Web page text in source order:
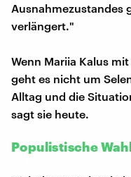
Ausnahmezustandes
verlängert."
Wenn Mariia Kalus
geht es nicht um
Alltag und die
sagt sie heute.
Populistische